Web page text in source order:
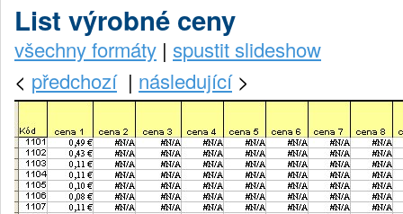
List výrobné ceny
všechny formáty | spustit slideshow
< předchozí| následující>